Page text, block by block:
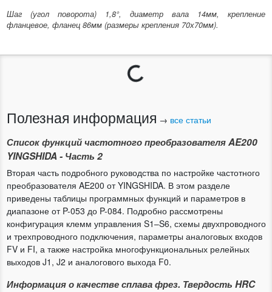
Шаг (угол поворота) 1,8°, диаметр вала 14мм, крепление
фланцевое, фланец 86мм (размеры крепления 70х70мм).
Загрузка...
Полезная информация → все статьи
Список функций частотного преобразователя AE200
YINGSHIDA - Часть 2
Вторая часть подробного руководства по настройке частотного
преобразователя AE200 от YINGSHIDA. В этом разделе
приведены таблицы программных функций и параметров в
диапазоне от P-053 до P-084. Подробно рассмотрены
конфигурация клемм управления S1–S6, схемы двухпроводного
и трехпроводного подключения, параметры аналоговых входов
FV и FI, а также настройка многофункциональных релейных
выходов J1, J2 и аналогового выхода F0.
Информация о качестве сплава фрез. Твердость HRC